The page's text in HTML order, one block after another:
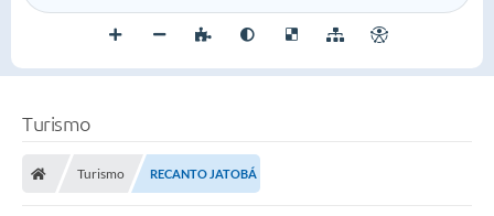
Turismo
Turismo RECANTO JATOBÁ